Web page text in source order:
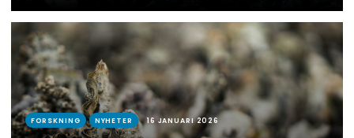
FORSKNING NYHETER 16 JANUARI 2026